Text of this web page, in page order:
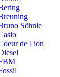
Söhnle
de Lion